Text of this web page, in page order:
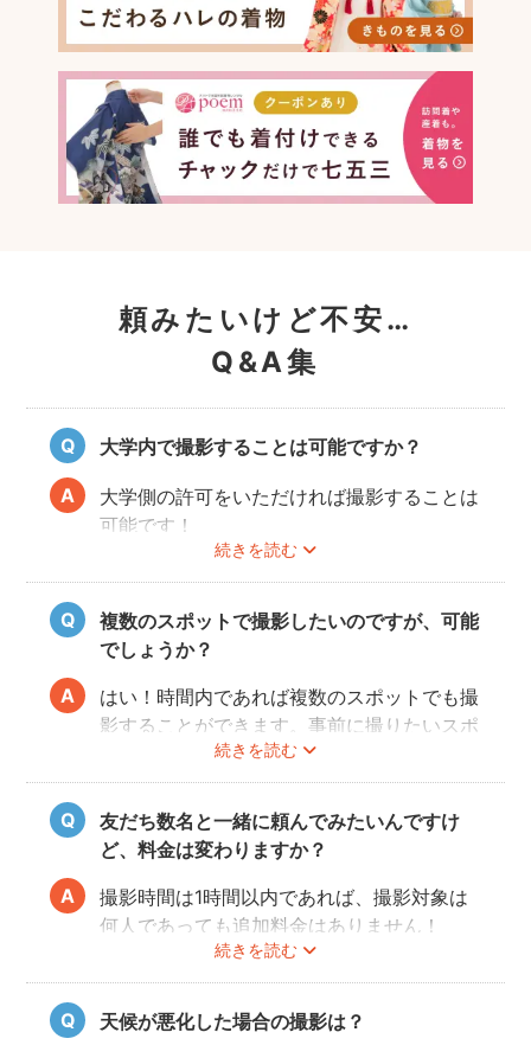
頼みたいけど不安…
Q&A集
大学内で撮影することは可能ですか？
続きを読む
大学側の許可をいただければ撮影することは
可能です！
事前にユーザーご自身で必ず大学に撮影可否
のご確認をお願いいたします。
撮影許可の取り方はこちら
複数のスポットで撮影したいのですが、可能
でしょうか？
続きを読む
はい！時間内であれば複数のスポットでも撮
影することができます。事前に撮りたいスポ
ットや時間配分についてフォトグラファーと
相談しておくと当日スムースに撮影できるの
でおすすめです。
友だち数名と一緒に頼んでみたいんですけ
ど、料金は変わりますか？
続きを読む
撮影時間は1時間以内であれば、撮影対象は
何人であっても追加料金はありません！
ぜひお友だち同士で素敵な思い出を残してく
ださい。
天候が悪化した場合の撮影は？